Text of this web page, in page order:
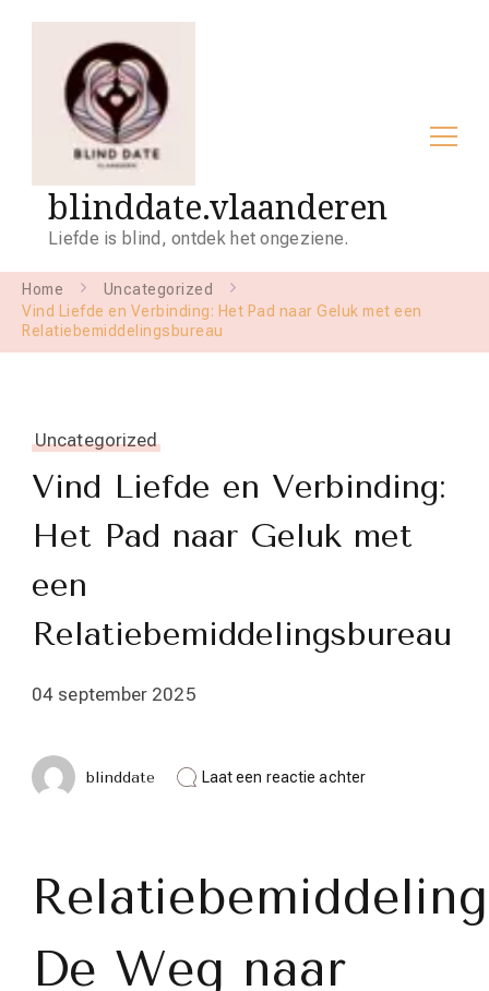
blinddate.vlaanderen
Liefde is blind, ontdek het ongeziene.
Home
Uncategorized
Vind Liefde en Verbinding: Het Pad naar Geluk met een
Relatiebemiddelingsbureau
Uncategorized
Vind Liefde en Verbinding:
Het Pad naar Geluk met
een
Relatiebemiddelingsbureau
04 september 2025
blinddate Laat een reactie achterop
Pad
naar
De Weg naar